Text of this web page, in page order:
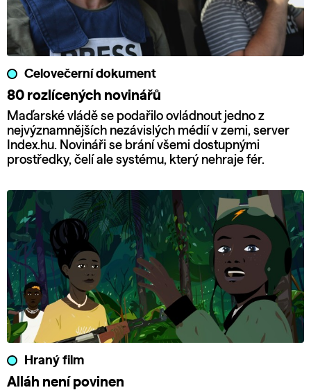
Celovečerní dokument
80 rozlícených novinářů
Maďarské vládě se podařilo ovládnout jedno z
nejvýznamnějších nezávislých médií v zemi, server
Index.hu. Novináři se brání všemi dostupnými
prostředky, čelí ale systému, který nehraje fér.
Hraný film
Alláh není povinen